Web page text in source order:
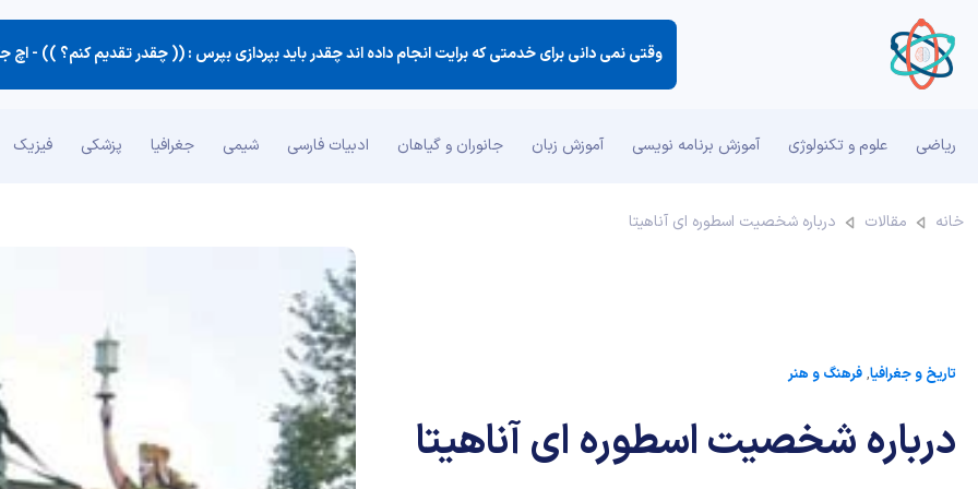
وقتی نمی دانی برای خدمتی كه برایت انجام داده اند چقدر باید بپردازی بپرس : (( چقدر تقدیم كنم؟ )) -اچ جکسون
ریاضی علوم و تکنولوژی آموزش برنامه نویسی آموزش زبان جانوران و گیاهان ادبیات فارسی شیمی جغرافیا پزشکی فیزیک
خانه مقالات درباره شخصیت اسطوره ای آناهیتا
تاریخ و جغرافیا,فرهنگ و هنر
درباره شخصیت اسطوره ای آناهیتا